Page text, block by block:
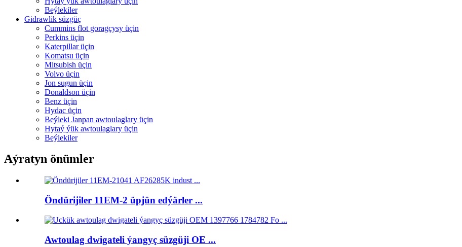
Beýlekiler
Gidrawlik süzgüç
Cummins flot goragçysy üçin
Perkins üçin
Katerpillar üçin
Komatsu üçin
Mitsubish üçin
Volvo üçin
Jon sugun üçin
Donaldson üçin
Benz üçin
Hydac üçin
Beýleki Janpan awtoulaglary üçin
Hytaý ýük awtoulaglary üçin
Beýlekiler
Aýratyn önümler
Öndürijiler 11EM-2 üpjün edýärler ...
Awtoulag dwigateli ýangyç süzgüji OE ...